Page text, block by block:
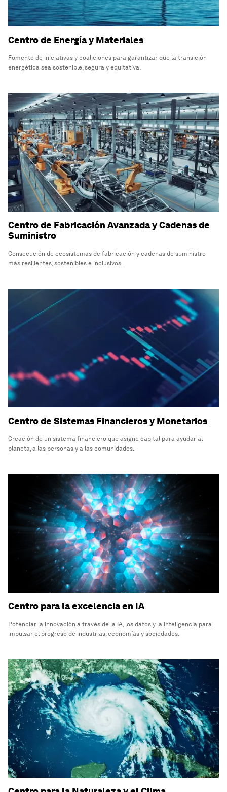
Centro de Energía y Materiales
Fomento de iniciativas y coaliciones para garantizar que la transición
energética sea sostenible, segura y equitativa.
Centro de Fabricación Avanzada y Cadenas de
Suministro
Consecución de ecosistemas de fabricación y cadenas de suministro
más resilientes, sostenibles e inclusivos.
Centro de Sistemas Financieros y Monetarios
Creación de un sistema financiero que asigne capital para ayudar al
planeta, a las personas y a las comunidades.
Centro para la excelencia en IA
Potenciar la innovación a través de la IA, los datos y la inteligencia para
impulsar el progreso de industrias, economías y sociedades.